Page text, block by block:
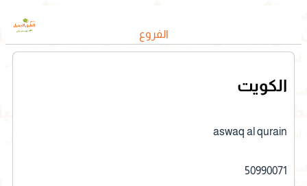
الفروع
الكويت
aswaq al qurain
50990071